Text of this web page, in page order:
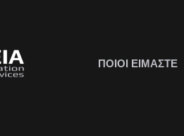
ΠΟΙΟΊ ΕΊΜΑΣΤΕ